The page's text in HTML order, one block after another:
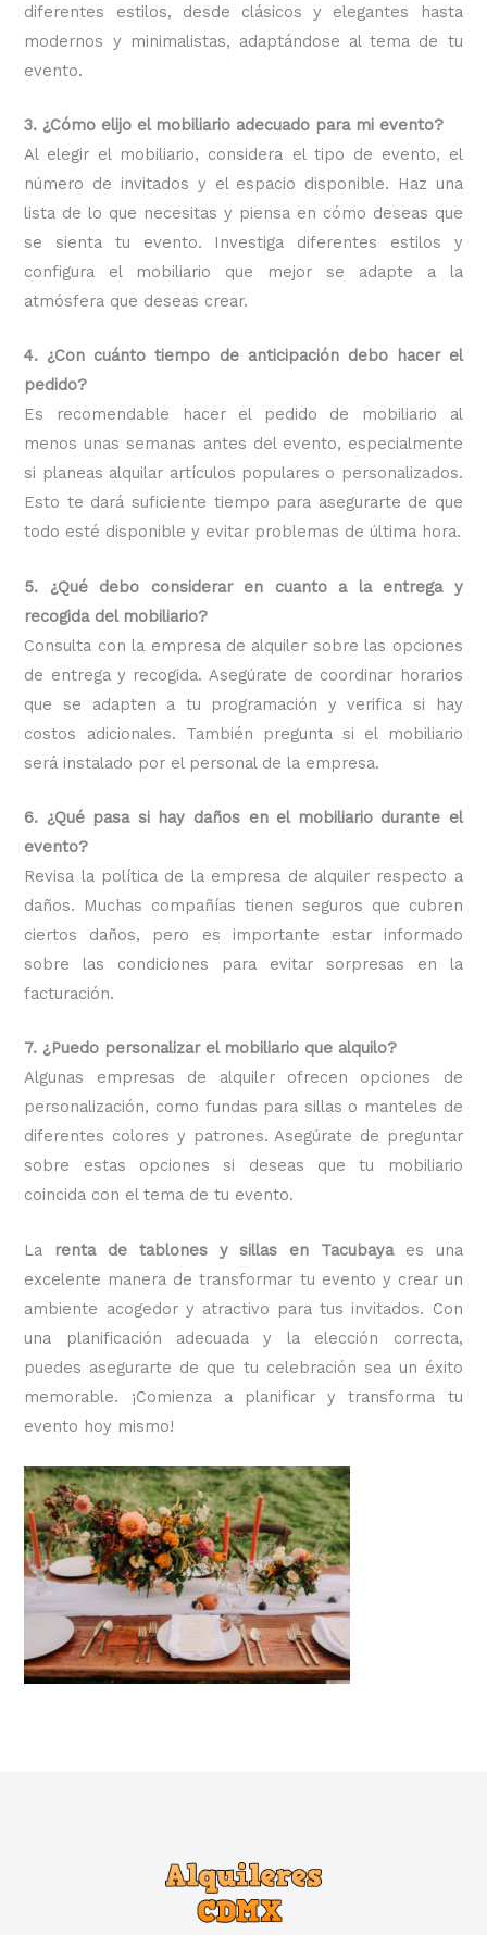
diferentes estilos, desde clásicos y elegantes hasta
modernos y minimalistas, adaptándose al tema de tu
evento.
3. ¿Cómo elijo el mobiliario adecuado para mi evento?
Al elegir el mobiliario, considera el tipo de evento, el
número de invitados y el espacio disponible. Haz una
lista de lo que necesitas y piensa en cómo deseas que
se sienta tu evento. Investiga diferentes estilos y
configura el mobiliario que mejor se adapte a la
atmósfera que deseas crear.
4. ¿Con cuánto tiempo de anticipación debo hacer el
pedido?
Es recomendable hacer el pedido de mobiliario al
menos unas semanas antes del evento, especialmente
si planeas alquilar artículos populares o personalizados.
Esto te dará suficiente tiempo para asegurarte de que
todo esté disponible y evitar problemas de última hora.
5. ¿Qué debo considerar en cuanto a la entrega y
recogida del mobiliario?
Consulta con la empresa de alquiler sobre las opciones
de entrega y recogida. Asegúrate de coordinar horarios
que se adapten a tu programación y verifica si hay
costos adicionales. También pregunta si el mobiliario
será instalado por el personal de la empresa.
6. ¿Qué pasa si hay daños en el mobiliario durante el
evento?
Revisa la política de la empresa de alquiler respecto a
daños. Muchas compañías tienen seguros que cubren
ciertos daños, pero es importante estar informado
sobre las condiciones para evitar sorpresas en la
facturación.
7. ¿Puedo personalizar el mobiliario que alquilo?
Algunas empresas de alquiler ofrecen opciones de
personalización, como fundas para sillas o manteles de
diferentes colores y patrones. Asegúrate de preguntar
sobre estas opciones si deseas que tu mobiliario
coincida con el tema de tu evento.
La renta de tablones y sillas en Tacubaya es una
excelente manera de transformar tu evento y crear un
ambiente acogedor y atractivo para tus invitados. Con
una planificación adecuada y la elección correcta,
puedes asegurarte de que tu celebración sea un éxito
memorable. ¡Comienza a planificar y transforma tu
evento hoy mismo!